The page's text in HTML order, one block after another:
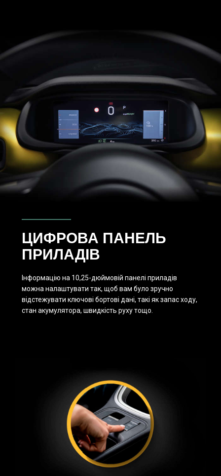
ЦИФРОВА ПАНЕЛЬ
ПРИЛАДІВ
Інформацію на 10,25-дюймовій панелі приладів
можна налаштувати так, щоб вам було зручно
відстежувати ключові бортові дані, такі як запас ходу,
стан акумулятора, швидкість руху тощо.